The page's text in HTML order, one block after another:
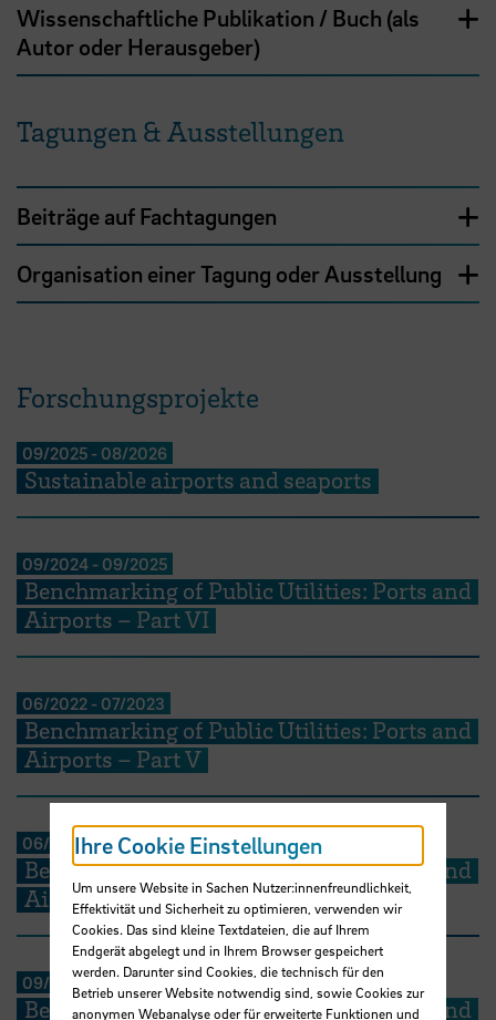
Wissenschaftliche Publikation / Buch (als
Autor oder Herausgeber)
Tagungen & Ausstellungen
Beiträge auf Fachtagungen
Organisation einer Tagung oder Ausstellung
Forschungsprojekte
09/2025 - 08/2026
Sustainable airports and seaports
09/2024 - 09/2025
Benchmarking of Public Utilities: Ports and
Airports – Part VI
06/2022 - 07/2023
Benchmarking of Public Utilities: Ports and
Airports – Part V
06/2021-05/2022
Benchmarking of Public Utilities: Ports and
Airports - Part IV
09/2020-05/2021
Benchmarking of Public Utilities: Ports and
Ihre Cookie Einstellungen
Um unsere Website in Sachen Nutzer:innenfreundlichkeit,
Effektivität und Sicherheit zu optimieren, verwenden wir
Cookies. Das sind kleine Textdateien, die auf Ihrem
Endgerät abgelegt und in Ihrem Browser gespeichert
werden. Darunter sind Cookies, die technisch für den
Betrieb unserer Website notwendig sind, sowie Cookies zur
anonymen Webanalyse oder für erweiterte Funktionen und